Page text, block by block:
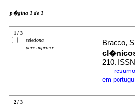
p�gina 1 de 1
1 / 3
seleciona
para imprimir
Bracco,
210.
·
em
2 / 3